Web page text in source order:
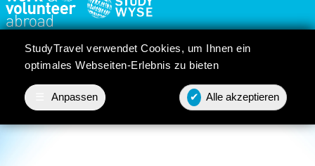
StudyTravel verwendet Cookies, um Ihnen ein
optimales Webseiten-Erlebnis zu bieten
Anpassen ✔ Alle akzeptieren
Cookie-Einstellungen